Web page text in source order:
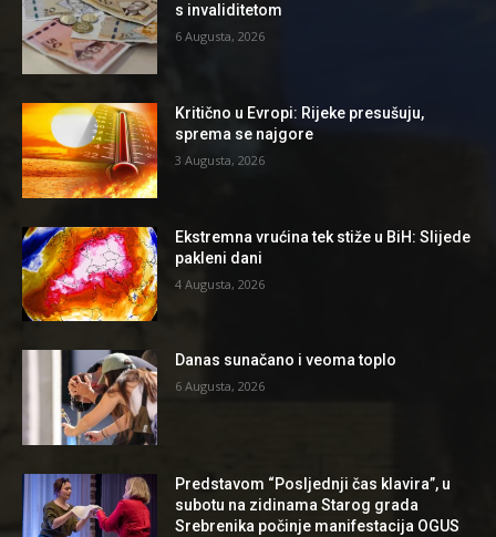
s invaliditetom
6 Augusta, 2026
Kritično u Evropi: Rijeke presušuju,
sprema se najgore
3 Augusta, 2026
Ekstremna vrućina tek stiže u BiH: Slijede
pakleni dani
4 Augusta, 2026
Danas sunačano i veoma toplo
6 Augusta, 2026
Predstavom “Posljednji čas klavira”, u
subotu na zidinama Starog grada
Srebrenika počinje manifestacija OGUS